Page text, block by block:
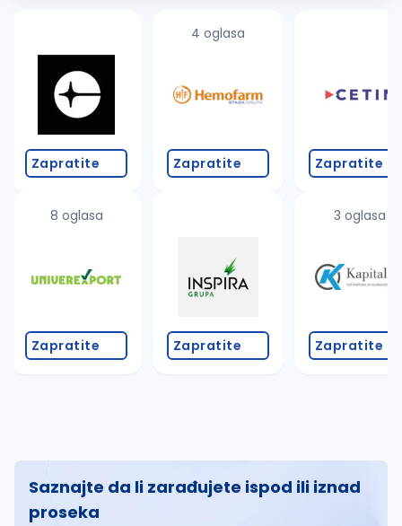
Zapratite
8 oglasa
Zapratite
4 oglasa
Zapratite
Zapratite
Zapratite
3 oglasa
Zapratite
Saznajte da li zarađujete ispod ili iznad
proseka